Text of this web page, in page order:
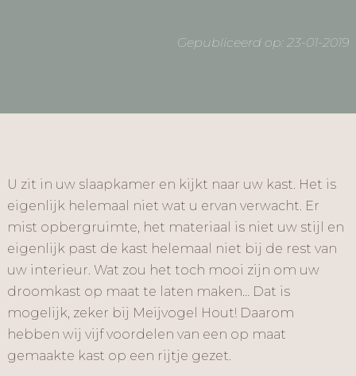
Gepubliceerd op: 23-01-2019
U zit in uw slaapkamer en kijkt naar uw kast. Het is
eigenlijk helemaal niet wat u ervan verwacht. Er
mist opbergruimte, het materiaal is niet uw stijl en
eigenlijk past de kast helemaal niet bij de rest van
uw interieur. Wat zou het toch mooi zijn om uw
droomkast op maat te laten maken… Dat is
mogelijk, zeker bij Meijvogel Hout! Daarom
hebben wij vijf voordelen van een op maat
gemaakte kast op een rijtje gezet.